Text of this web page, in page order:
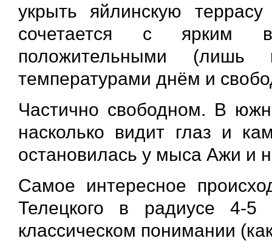
укрыть яйлинскую
сочетается с ярким
положительными
температурами днём и
Частично свободном. В
насколько видит глаз и
остановилась у мыса Ажи и
Самое интересное
Телецкого в радиусе 4-
классическом понимании